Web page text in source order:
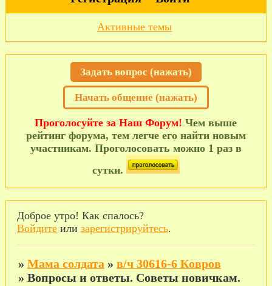
Активные темы
Задать вопрос (нажать)
Начать общение (нажать)
Проголосуйте за Наш Форум! Чем выше
рейтинг форума, тем легче его найти новым
участникам. Проголосовать можно 1 раз в
сутки.
Доброе утро! Как спалось?
Войдитеили зарегистрируйтесь.
» Мама солдата » в/ч 30616-6 Ковров
» Вопросы и ответы. Советы новичкам.